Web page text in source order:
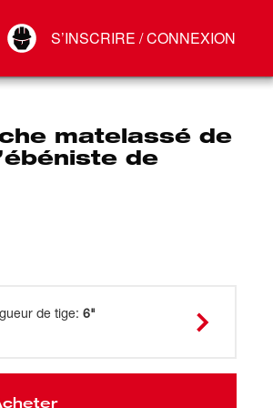
S’INSCRIRE / CONNEXION
Connect
matelassé de
de
de tige: 6"